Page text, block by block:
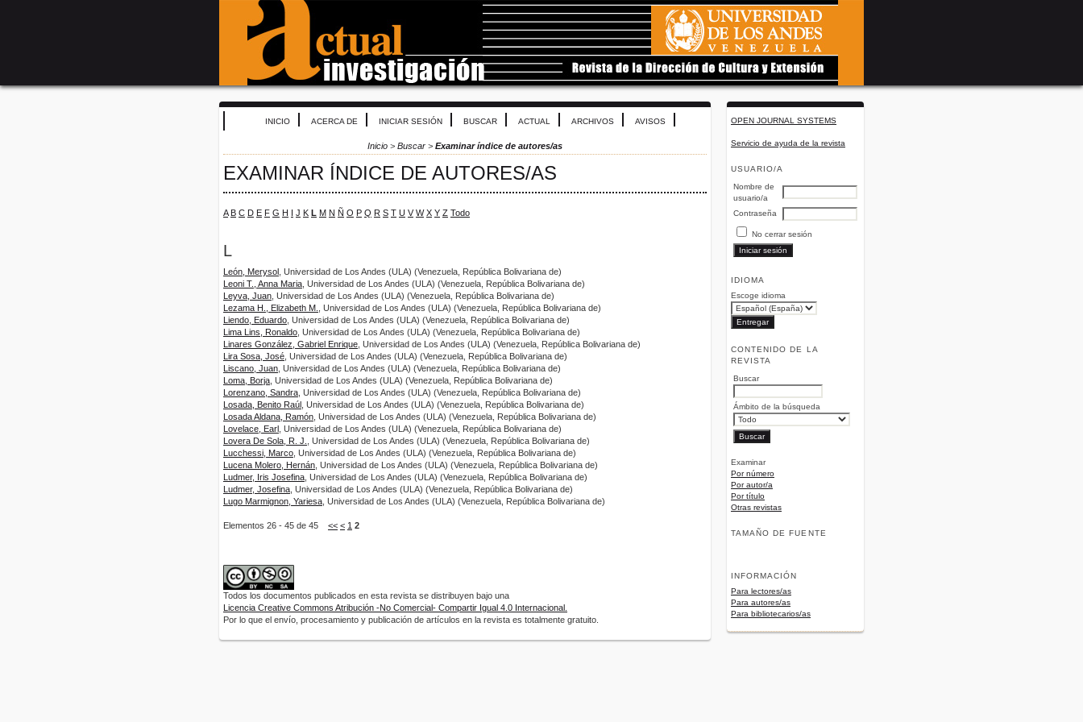
OPEN JOURNAL SYSTEMS
Servicio de ayuda de la revista
USUARIO/A
Nombre de
usuario/a
Contraseña
No cerrar sesión
IDIOMA
Escoge idioma
CONTENIDO DE LA
REVISTA
Buscar
Ámbito de la búsqueda
Examinar
Por número
Por autor/a
Por título
Otras revistas
TAMAÑO DE FUENTE
INFORMACIÓN
Para lectores/as
Para autores/as
Para bibliotecarios/as
INICIO ACERCA DE INICIAR SESIÓN BUSCAR ACTUAL ARCHIVOS AVISOS
Inicio > Buscar > Examinar índice de autores/as
EXAMINAR ÍNDICE DE AUTORES/AS
A B C D E F G H I J K L M N Ñ O P Q R S T U V W X Y Z Todo
L
León, Merysol
, Universidad de Los Andes (ULA) (Venezuela, República Bolivariana de)
Leoni T., Anna Maria , Universidad de Los Andes (ULA) (Venezuela, República Bolivariana de)
Leyva, Juan , Universidad de Los Andes (ULA) (Venezuela, República Bolivariana de)
Lezama H., Elizabeth M.
, Universidad de Los Andes (ULA) (Venezuela, República Bolivariana de)
Liendo, Eduardo , Universidad de Los Andes (ULA) (Venezuela, República Bolivariana de)
Lima Lins, Ronaldo , Universidad de Los Andes (ULA) (Venezuela, República Bolivariana de)
Linares González, Gabriel Enrique , Universidad de Los Andes (ULA) (Venezuela, República Bolivariana de)
Lira Sosa, José , Universidad de Los Andes (ULA) (Venezuela, República Bolivariana de)
Liscano, Juan , Universidad de Los Andes (ULA) (Venezuela, República Bolivariana de)
Loma, Borja , Universidad de Los Andes (ULA) (Venezuela, República Bolivariana de)
Lorenzano, Sandra , Universidad de Los Andes (ULA) (Venezuela, República Bolivariana de)
Losada, Benito Raúl
, Universidad de Los Andes (ULA) (Venezuela, República Bolivariana de)
Losada Aldana, Ramón , Universidad de Los Andes (ULA) (Venezuela, República Bolivariana de)
Lovelace, Earl
, Universidad de Los Andes (ULA) (Venezuela, República Bolivariana de)
Lovera De Sola, R. J.
, Universidad de Los Andes (ULA) (Venezuela, República Bolivariana de)
Lucchessi, Marco , Universidad de Los Andes (ULA) (Venezuela, República Bolivariana de)
Lucena Molero, Hernán , Universidad de Los Andes (ULA) (Venezuela, República Bolivariana de)
Ludmer, Iris Josefina , Universidad de Los Andes (ULA) (Venezuela, República Bolivariana de)
Ludmer, Josefina , Universidad de Los Andes (ULA) (Venezuela, República Bolivariana de)
Lugo Marmignon, Yariesa , Universidad de Los Andes (ULA) (Venezuela, República Bolivariana de)
Elementos 26 - 45 de 45 << < 1 2
Todos los documentos publicados en esta revista se distribuyen bajo una
Licencia Creative Commons Atribución -No Comercial- Compartir Igual 4.0 Internacional.
Por lo que el envío, procesamiento y publicación de artículos en la revista es totalmente gratuito.